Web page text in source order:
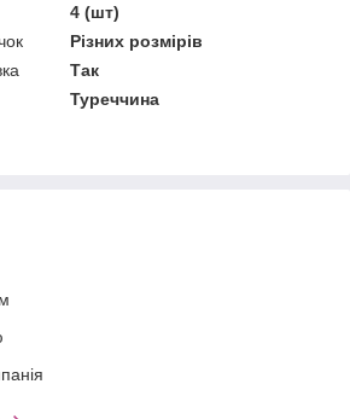
4 (шт)
Різних розмірів
Так
Туреччина